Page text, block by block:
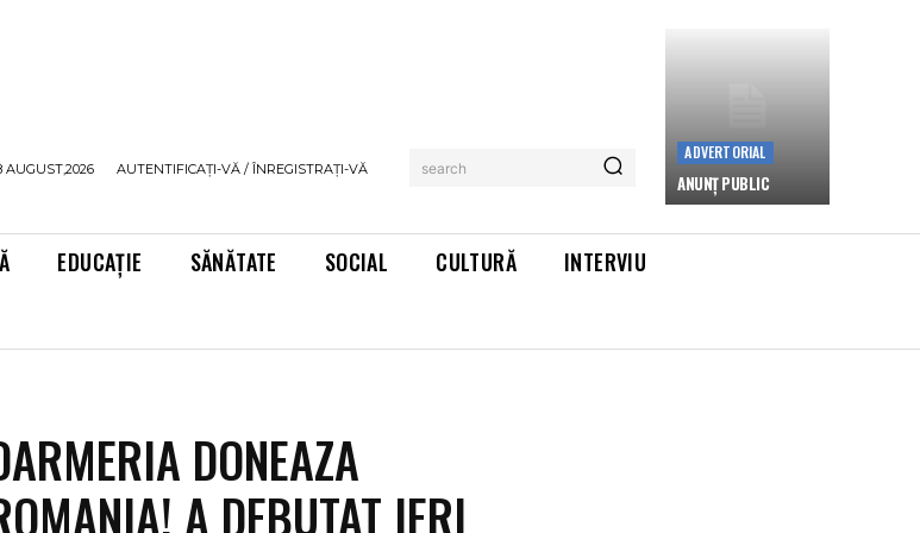
AUGUST,2026 AUTENTIFICAȚI-VĂ / ÎNREGISTRAȚI-VĂ search
ADVERTORIAL
ANUNȚ PUBLIC
EDUCAȚIE SĂNĂTATE SOCIAL CULTURĂ
INTERVIU
DONEAZA
A DEBUTAT IERI